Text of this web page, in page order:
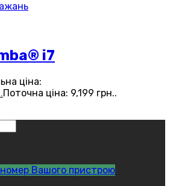
i7
ціна:
Поточна ціна: 9,199 грн..
номер Вашого пристрою